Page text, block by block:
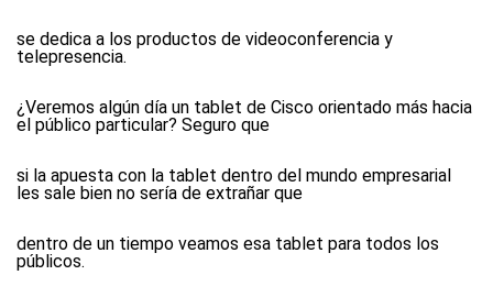
se dedica a los productos de videoconferencia y
telepresencia.
¿Veremos algún día un tablet de Cisco orientado más hacia
el público particular? Seguro que
si la apuesta con la tablet dentro del mundo empresarial
les sale bien no sería de extrañar que
dentro de un tiempo veamos esa tablet para todos los
públicos.